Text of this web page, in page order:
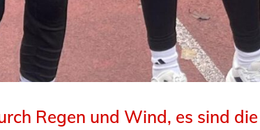
Regen und Wind, es sind